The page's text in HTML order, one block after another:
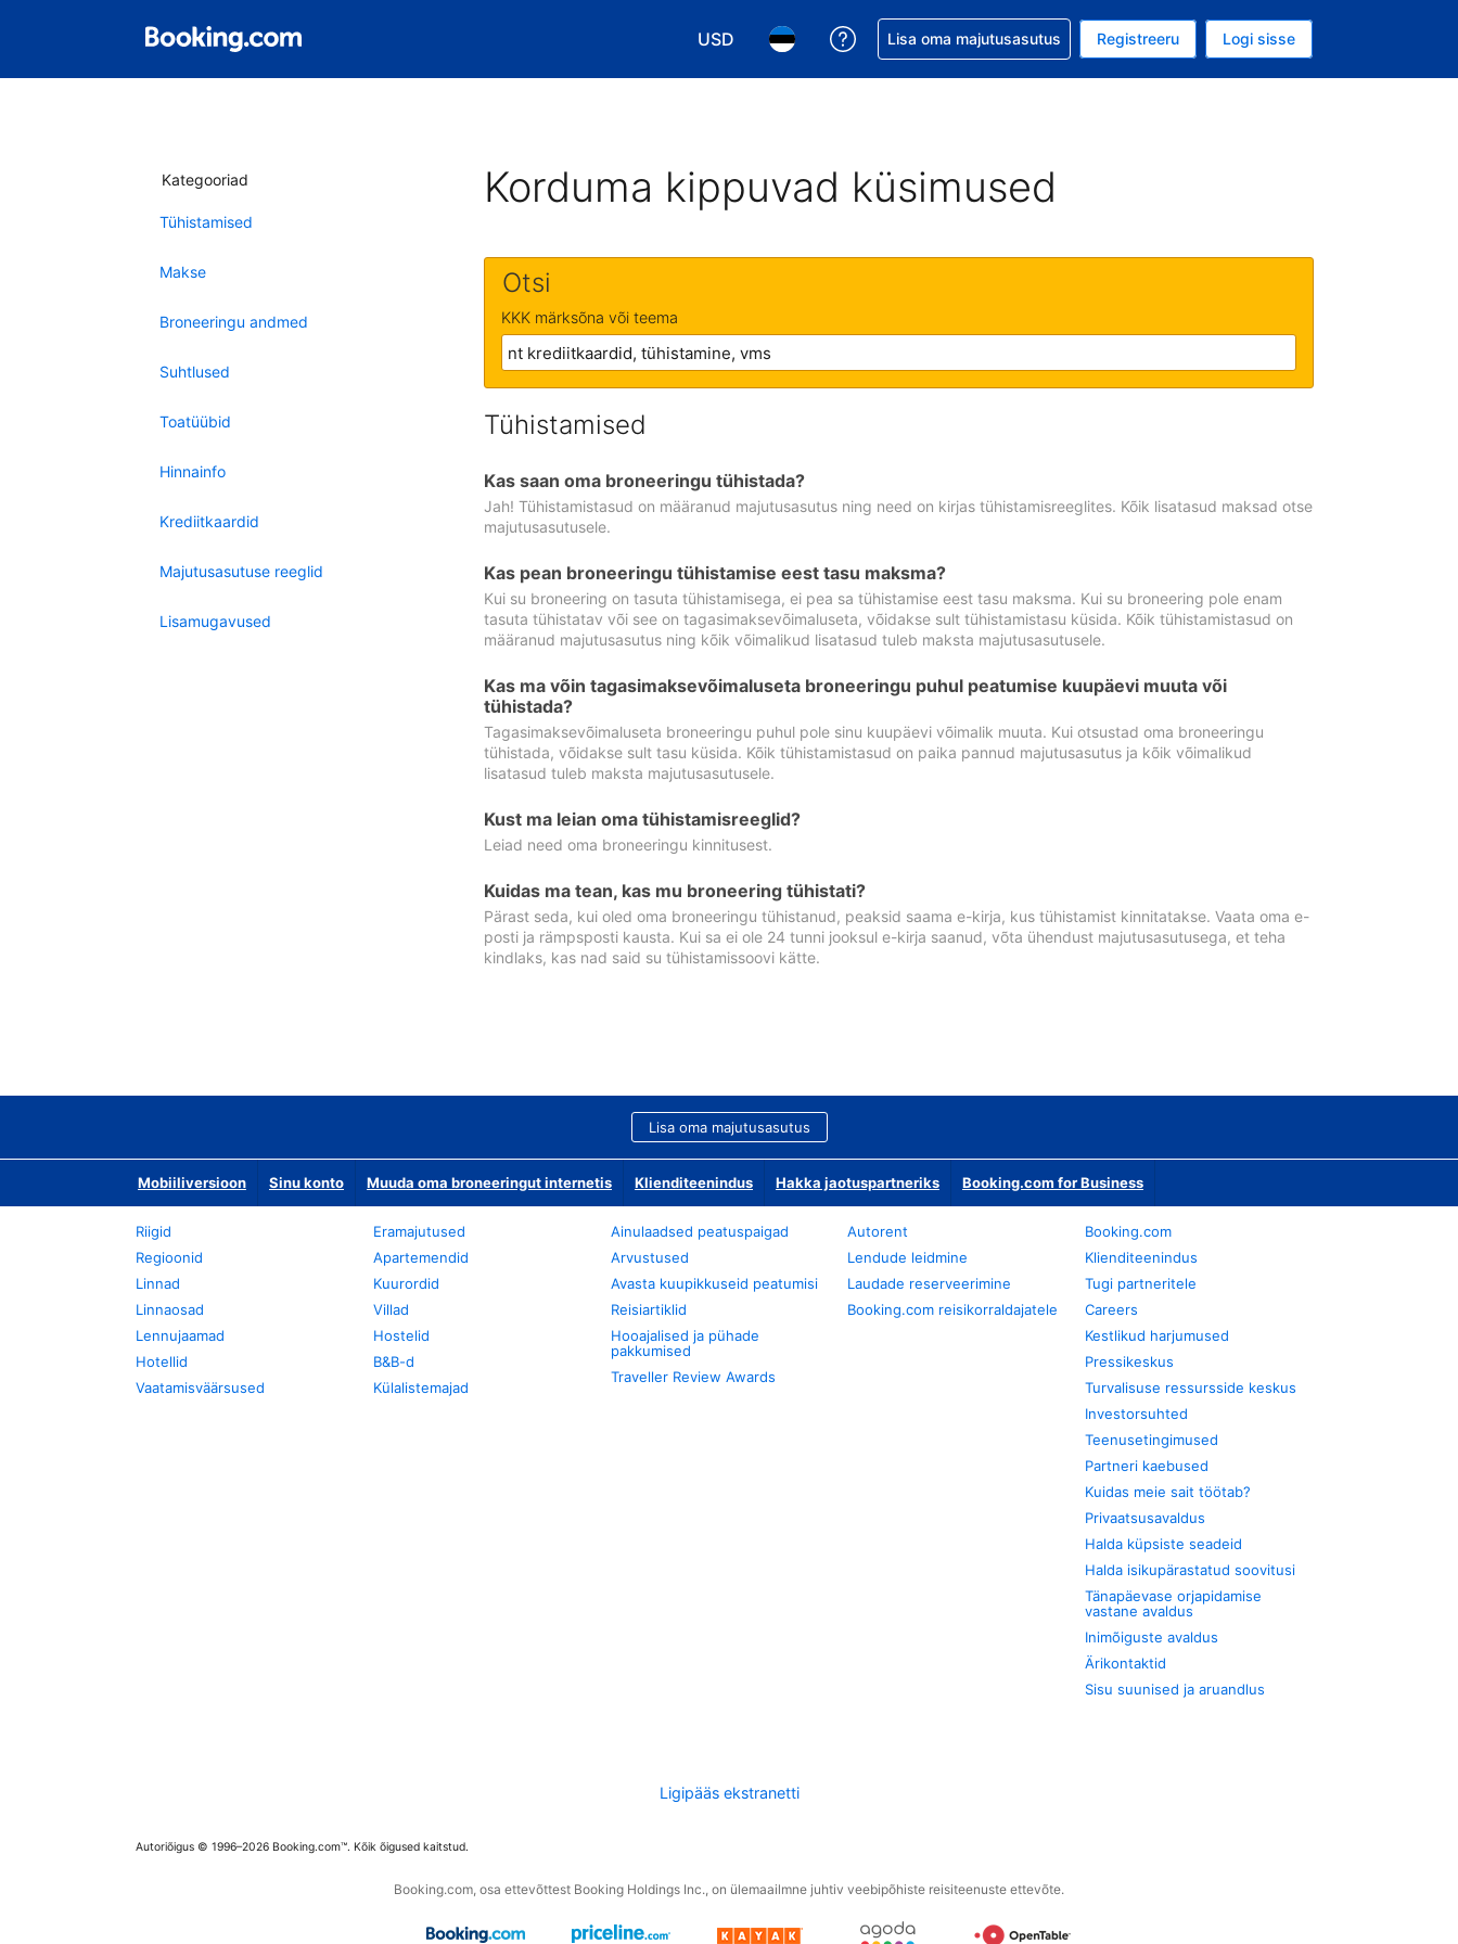
USD
Vali valuuta. Praegune valitud valuuta on USA dollar
Vali keel. Praegune valitud keel on Eesti keeles
Saa broneeringuga abi
Lisa oma majutusasutus Registreeru Logi sisse
Kategooriad
Tühistamised
Makse
Broneeringu andmed
Suhtlused
Toatüübid
Hinnainfo
Krediitkaardid
Majutusasutuse reeglid
Lisamugavused
Korduma kippuvad küsimused
Otsi
KKK märksõna või teema
Tühistamised
Kas saan oma broneeringu tühistada?
Jah! Tühistamistasud on määranud majutusasutus ning need on kirjas tühistamisreeglites. Kõik lisatasud maksad otse
majutusasutusele.
Kas pean broneeringu tühistamise eest tasu maksma?
Kui su broneering on tasuta tühistamisega, ei pea sa tühistamise eest tasu maksma. Kui su broneering pole enam
tasuta tühistatav või see on tagasimaksevõimaluseta, võidakse sult tühistamistasu küsida. Kõik tühistamistasud on
määranud majutusasutus ning kõik võimalikud lisatasud tuleb maksta majutusasutusele.
Kas ma võin tagasimaksevõimaluseta broneeringu puhul peatumise kuupäevi muuta või
tühistada?
Tagasimaksevõimaluseta broneeringu puhul pole sinu kuupäevi võimalik muuta. Kui otsustad oma broneeringu
tühistada, võidakse sult tasu küsida. Kõik tühistamistasud on paika pannud majutusasutus ja kõik võimalikud
lisatasud tuleb maksta majutusasutusele.
Kust ma leian oma tühistamisreeglid?
Leiad need oma broneeringu kinnitusest.
Kuidas ma tean, kas mu broneering tühistati?
Pärast seda, kui oled oma broneeringu tühistanud, peaksid saama e-kirja, kus tühistamist kinnitatakse. Vaata oma e-
posti ja rämpsposti kausta. Kui sa ei ole 24 tunni jooksul e-kirja saanud, võta ühendust majutusasutusega, et teha
kindlaks, kas nad said su tühistamissoovi kätte.
Lisa oma majutusasutus
Mobiiliversioon Sinu konto Muuda oma broneeringut internetis Klienditeenindus Hakka jaotuspartneriks Booking.com for Business
Riigid
Regioonid
Linnad
Linnaosad
Lennujaamad
Hotellid
Vaatamisväärsused
Eramajutused
Apartemendid
Kuurordid
Villad
Hostelid
B&B-d
Külalistemajad
Ainulaadsed peatuspaigad
Arvustused
Avasta kuupikkuseid peatumisi
Reisiartiklid
Hooajalised ja pühade
pakkumised
Traveller Review Awards
Autorent
Lendude leidmine
Laudade reserveerimine
Booking.com reisikorraldajatele
Booking.com
Klienditeenindus
Tugi partneritele
Careers
Kestlikud harjumused
Pressikeskus
Turvalisuse ressursside keskus
Investorsuhted
Teenusetingimused
Partneri kaebused
Kuidas meie sait töötab?
Privaatsusavaldus
Halda küpsiste seadeid
Halda isikupärastatud soovitusi
Tänapäevase orjapidamise
vastane avaldus
Inimõiguste avaldus
Ärikontaktid
Sisu suunised ja aruandlus
Ligipääs ekstranetti
Autoriõigus © 1996–2026 Booking.com™. Kõik õigused kaitstud.
Booking.com, osa ettevõttest Booking Holdings Inc., on ülemaailmne juhtiv veebipõhiste reisiteenuste ettevõte.